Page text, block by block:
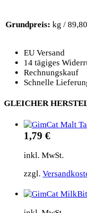
Grundpreis: kg /
EU Versand
14 tägiges
Rechnungskauf
Schnelle
GLEICHER
1,79 €
inkl. MwSt.
zzgl.